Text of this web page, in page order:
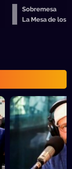
Sobremesa
La Mesa de